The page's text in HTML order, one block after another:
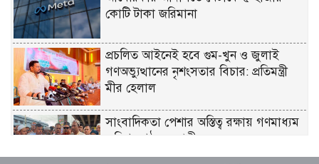
কোটি টাকা জরিমানা
প্রচলিত আইনেই হবে গুম-খুন ও জুলাই
গণঅভ্যুত্থানের নৃশংসতার বিচার: প্রতিমন্ত্রী
মীর হেলাল
সাংবাদিকতা পেশার অস্তিত্ব রক্ষায় গণমাধ্যম
কমিশন গঠনের দাবী